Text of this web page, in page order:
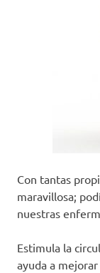
Con tantas
maravillosa;
nuestras
Estimula la
ayuda a